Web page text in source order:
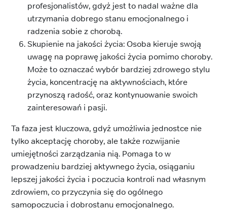
profesjonalistów, gdyż jest to nadal ważne dla
utrzymania dobrego stanu emocjonalnego i
radzenia sobie z chorobą.
Skupienie na jakości życia: Osoba kieruje swoją
uwagę na poprawę jakości życia pomimo choroby.
Może to oznaczać wybór bardziej zdrowego stylu
życia, koncentrację na aktywnościach, które
przynoszą radość, oraz kontynuowanie swoich
zainteresowań i pasji.
Ta faza jest kluczowa, gdyż umożliwia jednostce nie
tylko akceptację choroby, ale także rozwijanie
umiejętności zarządzania nią. Pomaga to w
prowadzeniu bardziej aktywnego życia, osiąganiu
lepszej jakości życia i poczucia kontroli nad własnym
zdrowiem, co przyczynia się do ogólnego
samopoczucia i dobrostanu emocjonalnego.